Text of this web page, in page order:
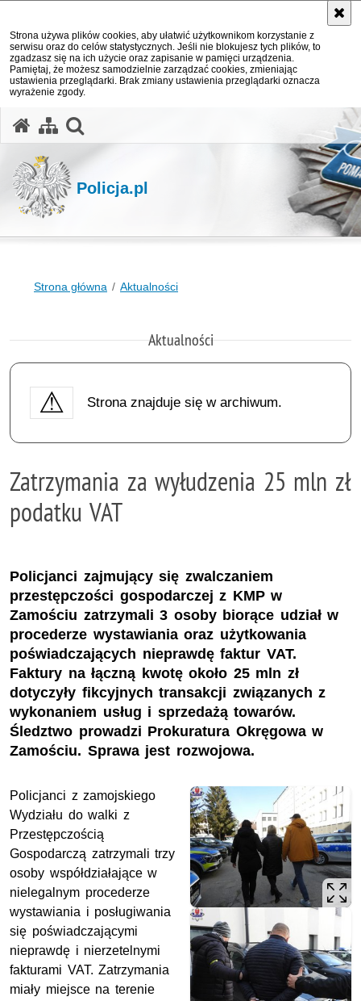
Strona używa plików cookies, aby ułatwić użytkownikom korzystanie z
serwisu oraz do celów statystycznych. Jeśli nie blokujesz tych plików, to
zgadzasz się na ich użycie oraz zapisanie w pamięci urządzenia.
Pamiętaj, że możesz samodzielnie zarządzać cookies, zmieniając
ustawienia przeglądarki. Brak zmiany ustawienia przeglądarki oznacza
wyrażenie zgody.
Policja.pl
Strona główna Aktualności
Aktualności
Strona znajduje się w archiwum.
Zatrzymania za wyłudzenia 25 mln zł
podatku VAT
Policjanci zajmujący się zwalczaniem
przestępczości gospodarczej z KMP w
Zamościu zatrzymali 3 osoby biorące udział w
procederze wystawiania oraz użytkowania
poświadczających nieprawdę faktur VAT.
Faktury na łączną kwotę około 25 mln zł
dotyczyły fikcyjnych transakcji związanych z
wykonaniem usług i sprzedażą towarów.
Śledztwo prowadzi Prokuratura Okręgowa w
Zamościu. Sprawa jest rozwojowa.
Policjanci z zamojskiego
Wydziału do walki z
Przestępczością
Gospodarczą zatrzymali trzy
osoby współdziałające w
nielegalnym procederze
wystawiania i posługiwania
się poświadczającymi
nieprawdę i nierzetelnymi
fakturami VAT. Zatrzymania
miały miejsce na terenie